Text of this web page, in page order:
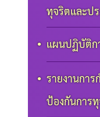
ทุจริตและป
แผนปฏิบัติก
รายงานกา
ป้องกันการ